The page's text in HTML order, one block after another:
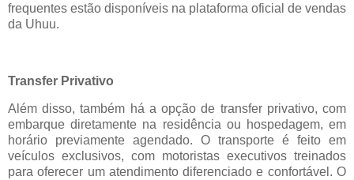
frequentes estão disponíveis na plataforma oficial de vendas
da Uhuu.
Transfer Privativo
Além disso, também há a opção de transferprivativo, com
embarque diretamente na residência ou hospedagem, em
horário previamente agendado. O transporte é feito em
veículos exclusivos, com motoristas executivos treinados
para oferecer um atendimento diferenciado e confortável. O